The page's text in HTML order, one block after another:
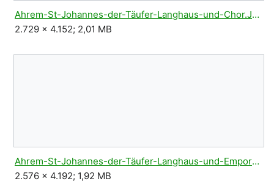
Ahrem-St-Johannes-der-Täufer-Langhaus-und-Chor.JPG
2.729 × 4.152; 2,01 MB
Ahrem-St-Johannes-der-Täufer-Langhaus-und-Empore.JPG
2.576 × 4.192; 1,92 MB